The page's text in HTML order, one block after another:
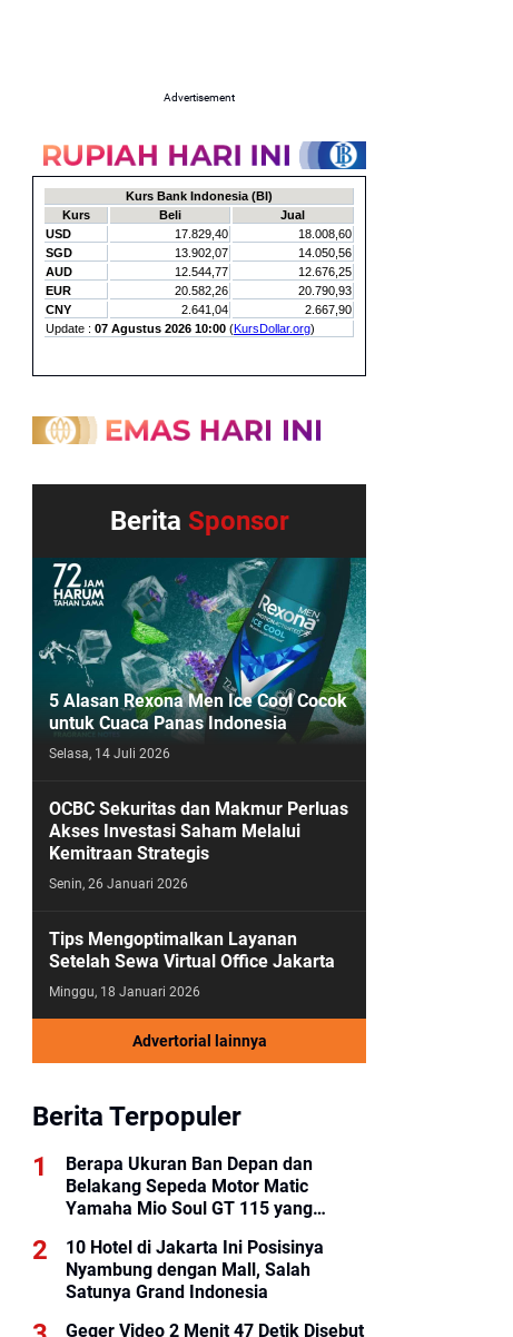
Advertisement
Berita Sponsor
5 Alasan Rexona Men Ice Cool Cocok
untuk Cuaca Panas Indonesia
Selasa, 14 Juli 2026
OCBC Sekuritas dan Makmur Perluas
Akses Investasi Saham Melalui
Kemitraan Strategis
Senin, 26 Januari 2026
Tips Mengoptimalkan Layanan
Setelah Sewa Virtual Office Jakarta
Minggu, 18 Januari 2026
Advertorial lainnya
Berita Terpopuler
Berapa Ukuran Ban Depan dan
Belakang Sepeda Motor Matic
Yamaha Mio Soul GT 115 yang
10 Hotel di Jakarta Ini Posisinya
Nyambung dengan Mall, Salah
Satunya Grand Indonesia
Geger Video 2 Menit 47 Detik Disebut